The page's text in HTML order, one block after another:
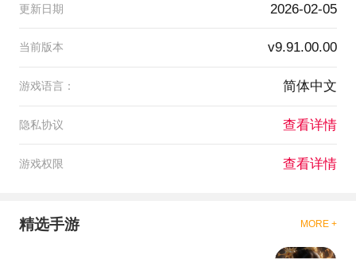
更新日期 2026-02-05
当前版本 v9.91.00.00
游戏语言： 简体中文
隐私协议 查看详情
游戏权限 查看详情
精选手游 MORE +